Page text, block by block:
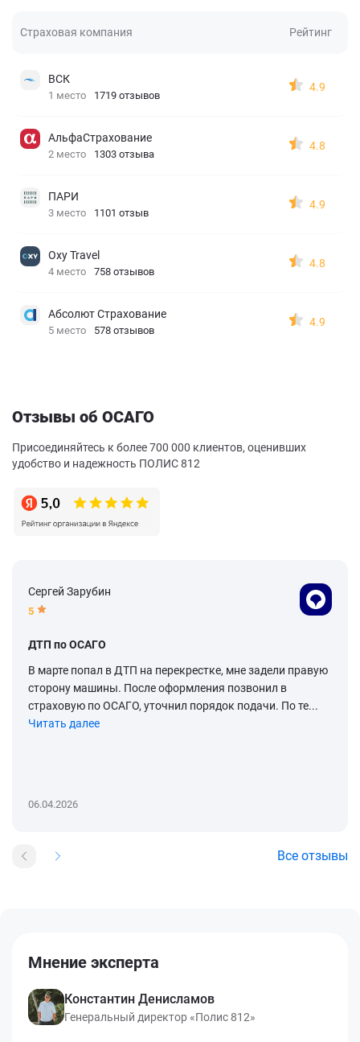
Страховая компания Рейтинг
ВСК
1 место 1719 отзывов
4.9
АльфаСтрахование
2 место 1303 отзыва
4.8
ПАРИ
3 место 1101 отзыв
4.9
Oxy Travel
4 место 758 отзывов
4.8
Абсолют Страхование
5 место 578 отзывов
4.9
Отзывы об ОСАГО
Присоединяйтесь к более 700 000 клиентов, оценивших
удобство и надежность ПОЛИС 812
Сергей Зарубин
5
ДТП по ОСАГО
В марте попал в ДТП на перекрестке, мне задели правую
сторону машины. После оформления позвонил в
страховую по ОСАГО, уточнил порядок подачи. По те...
Читать далее
06.04.2026
Все отзывы
Мнение эксперта
Константин Денисламов
Генеральный директор «Полис 812»